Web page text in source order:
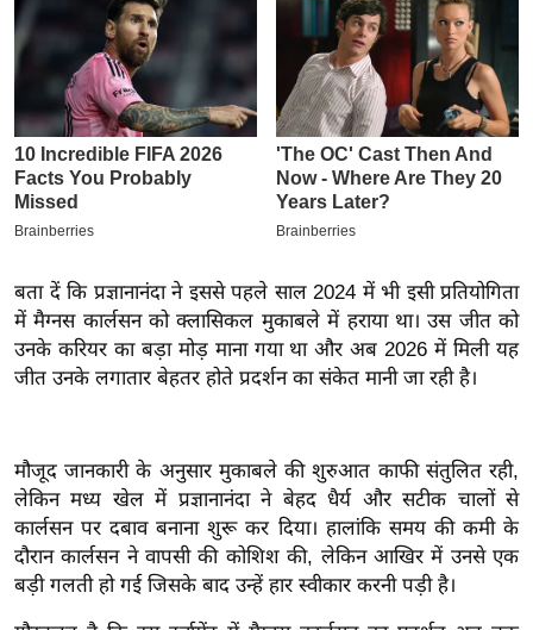
क्रा
इ
ई
-
पे
प
र
सा
ल
सा
ल
श
ख्सि
य
त
बता दें कि प्रज्ञानानंदा ने इससे पहले साल 2024 में भी इसी प्रतियोगिता
में मैग्नस कार्लसन को क्लासिकल मुकाबले में हराया था। उस जीत को
उनके करियर का बड़ा मोड़ माना गया था और अब 2026 में मिली यह
जीत उनके लगातार बेहतर होते प्रदर्शन का संकेत मानी जा रही है।
मौजूद जानकारी के अनुसार मुकाबले की शुरुआत काफी संतुलित रही,
लेकिन मध्य खेल में प्रज्ञानानंदा ने बेहद धैर्य और सटीक चालों से
कार्लसन पर दबाव बनाना शुरू कर दिया। हालांकि समय की कमी के
दौरान कार्लसन ने वापसी की कोशिश की, लेकिन आखिर में उनसे एक
बड़ी गलती हो गई जिसके बाद उन्हें हार स्वीकार करनी पड़ी है।